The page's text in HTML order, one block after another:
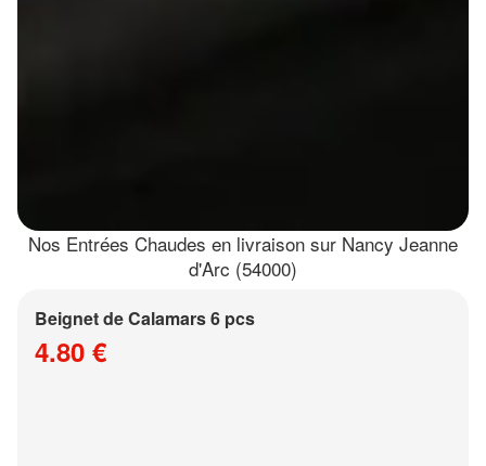
Nos Entrées Chaudes en livraison sur Nancy Jeanne
d'Arc (54000)
Beignet de Calamars 6 pcs
4.80 €